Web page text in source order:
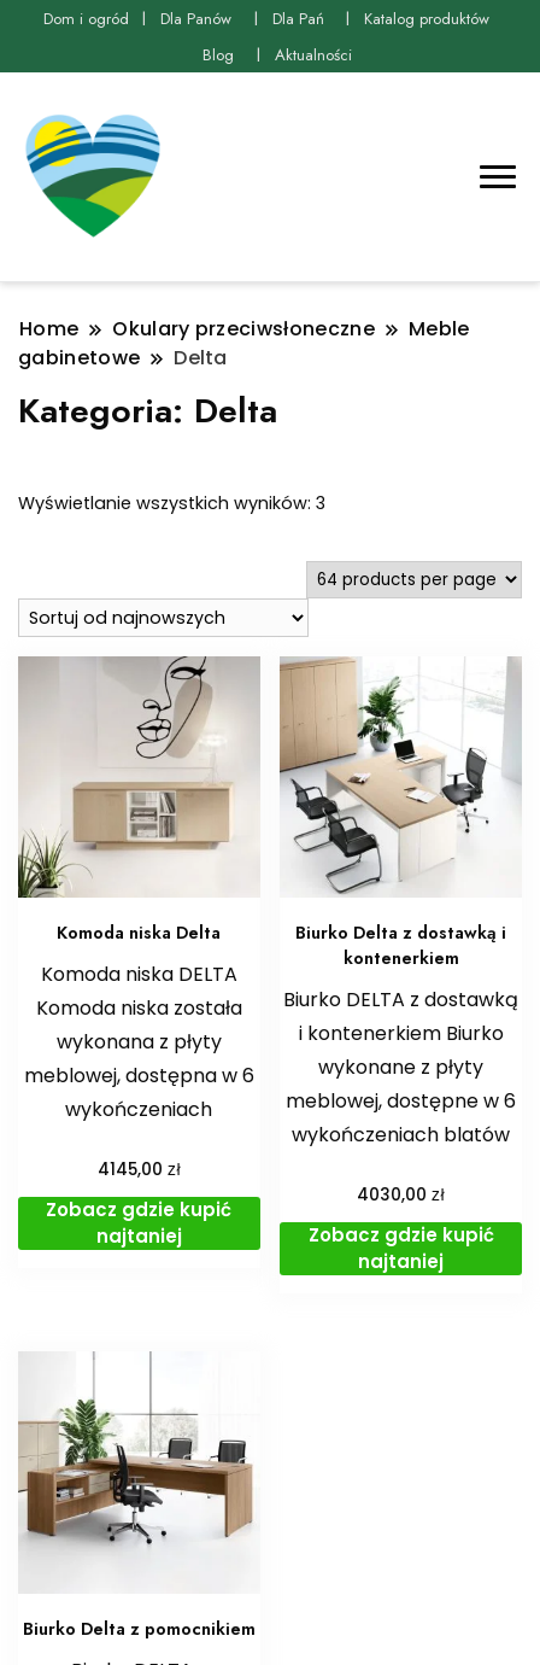
Dom i ogród Dla Panów Dla Pań
Katalog produktów
Blog
Aktualności
Home Okulary przeciwsłoneczne
Meble
gabinetowe
Delta
Kategoria: Delta
Wyświetlanie wszystkich wyników: 3
najnowszych
Komoda niska Delta
Komoda niska DELTA
Komoda niska została
wykonana z płyty
meblowej, dostępna w 6
wykończeniach
4145,00 zł
Zobacz gdzie kupić
najtaniej
Biurko Delta z dostawką i
kontenerkiem
Biurko DELTA z dostawką
i kontenerkiem Biurko
wykonane z płyty
meblowej, dostępne w 6
wykończeniach blatów
4030,00zł
Zobacz gdzie kupić
najtaniej
Biurko Delta z pomocnikiem